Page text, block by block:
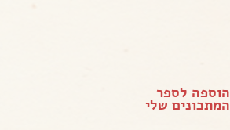
הוספה לספר
המתכונים שלי